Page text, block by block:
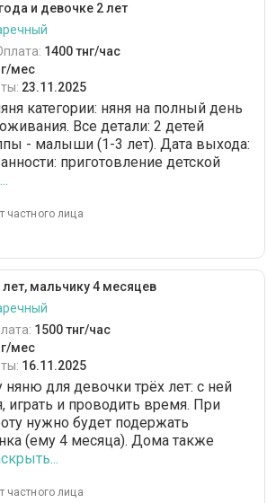
и девочке 2 лет
1400 тнг/час
мес
23.11.2025
категории: няня на полный день
Все детали: 2 детей
- малыши (1-3 лет). Дата выхода:
приготовление детской
частного лица
мальчику 4 месяцев
1500 тнг/час
мес
16.11.2025
для девочки трёх лет: с ней
играть и проводить время. При
нужно будет подержать
(ему 4 месяца). Дома также
частного лица